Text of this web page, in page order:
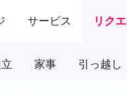
サービス リク
家事 引っ越し